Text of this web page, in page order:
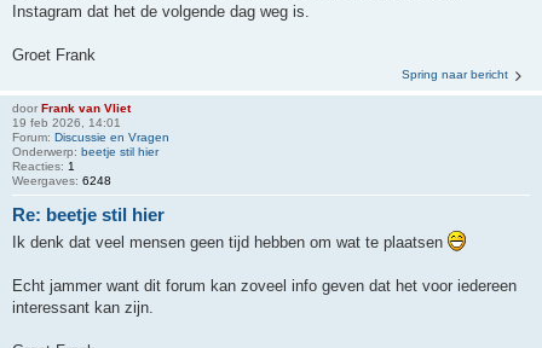
Instagram dat het de volgende dag weg is.
Groet Frank
Spring naar bericht
door Frank van Vliet
19 feb 2026, 14:01
Forum: Discussie en Vragen
Onderwerp: beetje stil hier
Reacties: 1
Weergaves: 6248
Re: beetje stil hier
Ik denk dat veel mensen geen tijd hebben om wat te plaatsen
Echt jammer want dit forum kan zoveel info geven dat het voor iedereen
interessant kan zijn.